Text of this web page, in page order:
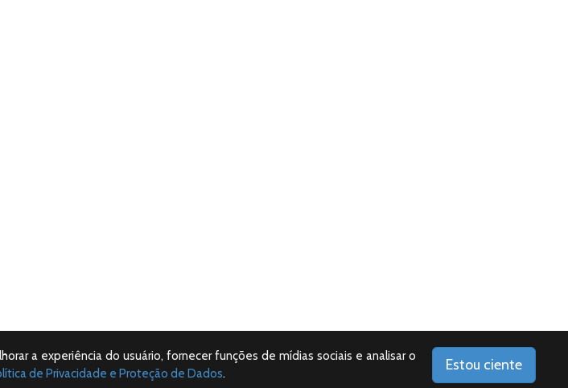
a experiência do usuário, fornecer funções de mídias sociais e analisar o
de Privacidade e Proteção de Dados. Estou ciente